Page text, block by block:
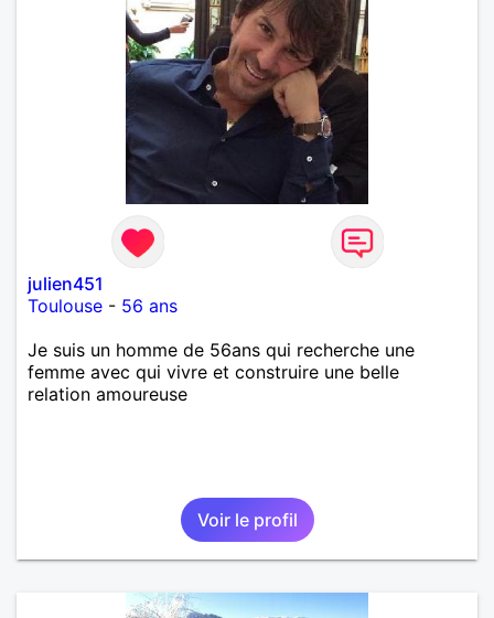
julien451
Toulouse - 56 ans
Je suis un homme de 56ans qui recherche une
femme avec qui vivre et construire une belle
relation amoureuse
Voir le profil